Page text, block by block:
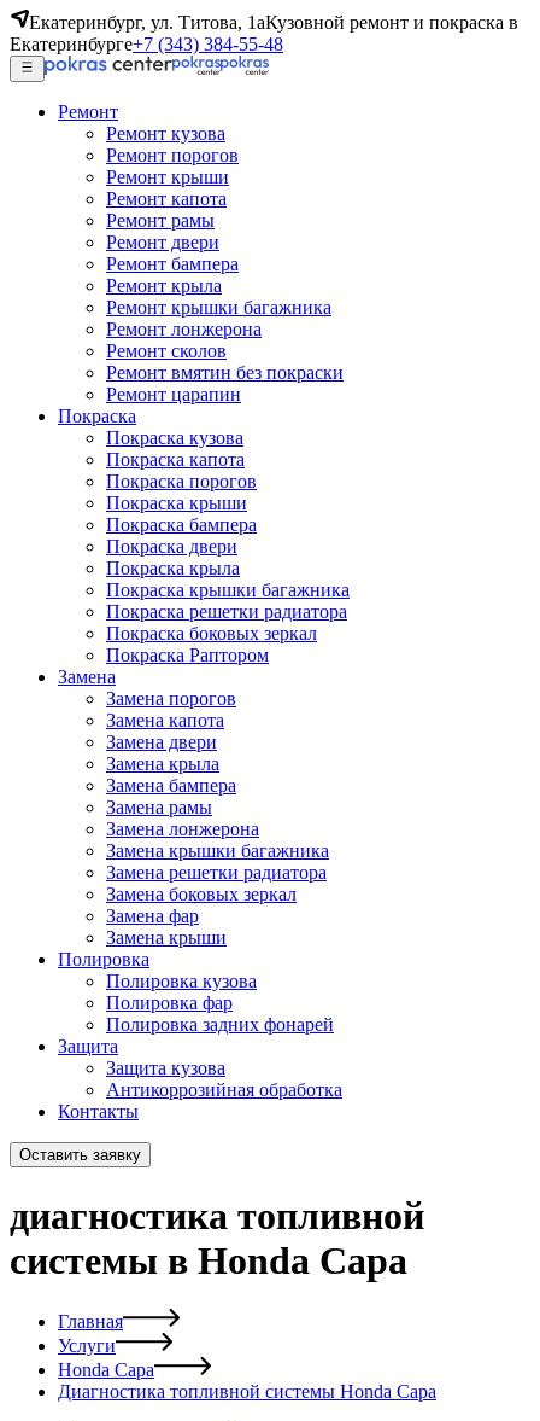
Екатеринбург, ул. Титова, 1аКузовной ремонт и покраска в
Екатеринбурге+7 (343) 384-55-48
Ремонт
Ремонт кузова
Ремонт порогов
Ремонт крыши
Ремонт капота
Ремонт рамы
Ремонт двери
Ремонт бампера
Ремонт крыла
Ремонт крышки багажника
Ремонт лонжерона
Ремонт сколов
Ремонт вмятин без покраски
Ремонт царапин
Покраска
Покраска кузова
Покраска капота
Покраска порогов
Покраска крыши
Покраска бампера
Покраска двери
Покраска крыла
Покраска крышки багажника
Покраска решетки радиатора
Покраска боковых зеркал
Покраска Раптором
Замена
Замена порогов
Замена капота
Замена двери
Замена крыла
Замена бампера
Замена рамы
Замена лонжерона
Замена крышки багажника
Замена решетки радиатора
Замена боковых зеркал
Замена фар
Замена крыши
Полировка
Полировка кузова
Полировка фар
Полировка задних фонарей
Защита
Защита кузова
Антикоррозийная обработка
Контакты
Оставить заявку
диагностика топливной
системы в Honda Capa
Главная
Услуги
Honda Capa
Диагностика топливной системы Honda Capa